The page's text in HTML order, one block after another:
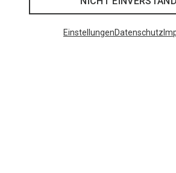
EinstellungenDatenschutz